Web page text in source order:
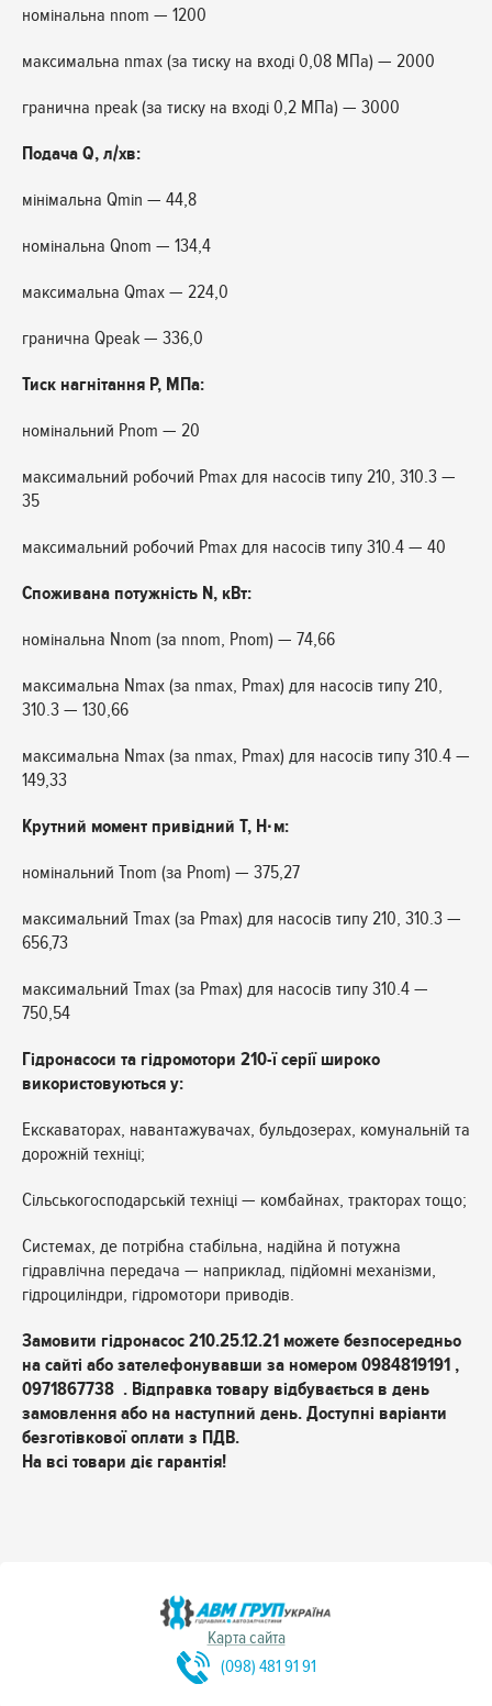
номінальна nnom — 1200
максимальна nmax (за тиску на вході 0,08 МПа) — 2000
гранична npeak (за тиску на вході 0,2 МПа) — 3000
Подача Q, л/хв:
мінімальна Qmin — 44,8
номінальна Qnom — 134,4
максимальна Qmax — 224,0
гранична Qpeak — 336,0
Тиск нагнітання P, МПа:
номінальний Pnom — 20
максимальний робочий Pmax для насосів типу 210, 310.3 —
35
максимальний робочий Pmax для насосів типу 310.4 — 40
Споживана потужність N, кВт:
номінальна Nnom (за nnom, Pnom) — 74,66
максимальна Nmax (за nmax, Pmax) для насосів типу 210,
310.3 — 130,66
максимальна Nmax (за nmax, Pmax) для насосів типу 310.4 —
149,33
Крутний момент привідний T, Н·м:
номінальний Tnom (за Pnom) — 375,27
максимальний Tmax (за Pmax) для насосів типу 210, 310.3 —
656,73
максимальний Tmax (за Pmax) для насосів типу 310.4 —
750,54
Гідронасоси та гідромотори 210-ї серії широко
використовуються у:
Екскаваторах, навантажувачах, бульдозерах, комунальній та
дорожній техніці;
Сільськогосподарській техніці — комбайнах, тракторах тощо;
Системах, де потрібна стабільна, надійна й потужна
гідравлічна передача — наприклад, підйомні механізми,
гідроциліндри, гідромотори приводів.
Замовити гідронасос 210.25.12.21 можете безпосередньо
на сайті або зателефонувавши за номером 0984819191 ,
0971867738 . Відправка товару відбувається в день
замовлення або на наступний день. Доступні варіанти
безготівкової оплати з ПДВ.
На всі товари діє гарантія!
Карта сайта
(098) 481 91 91